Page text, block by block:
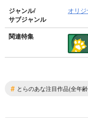
ジャンル/
サブジャンル
オリ
関連特集
# とらのあな注目作品(全年